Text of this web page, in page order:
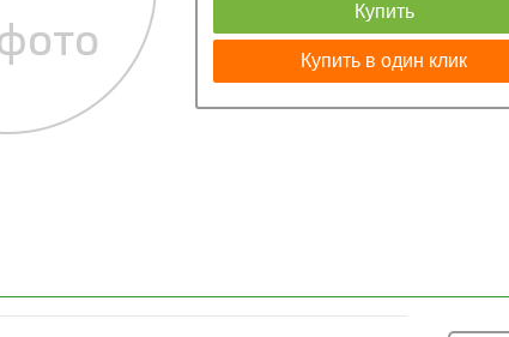
Купить
Купить в один клик